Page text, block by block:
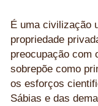
É uma civilização
propriedade
preocupação com
sobrepõe como
os esforços
Sábias e das